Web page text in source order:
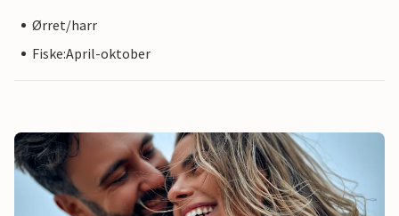
Ørret/harr
Fiske:April-oktober